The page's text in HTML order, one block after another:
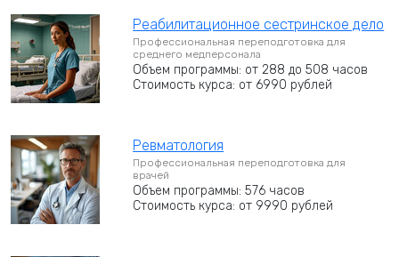
Реабилитационное сестринское дело
Профессиональная переподготовка для
среднего медперсонала
Объем программы: от 288 до 508 часов
Стоимость курса: от 6990 рублей
Ревматология
Профессиональная переподготовка для
врачей
Объем программы: 576 часов
Стоимость курса: от 9990 рублей